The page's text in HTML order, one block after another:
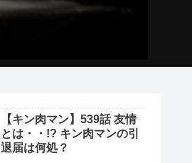
【キン肉マン】539話 友情
とは・・!? キン肉マンの引
退届は何処？